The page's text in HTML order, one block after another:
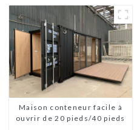
préfabriqués prêts à être
installés
Maison conteneur facile à
ouvrir de 20 pieds/40 pieds